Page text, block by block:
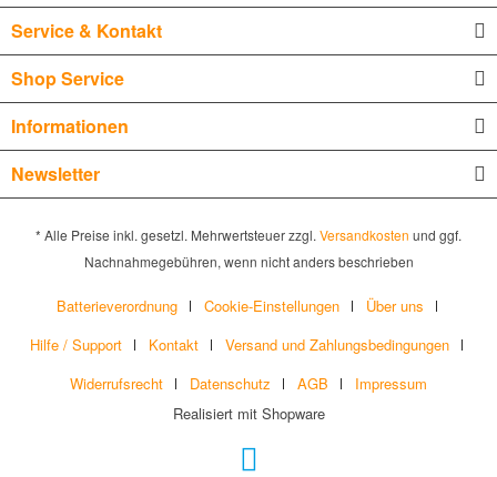
Service & Kontakt
Shop Service
Informationen
Newsletter
* Alle Preise inkl. gesetzl. Mehrwertsteuer zzgl. Versandkosten und ggf.
Nachnahmegebühren, wenn nicht anders beschrieben
Batterieverordnung Cookie-Einstellungen
Über uns
Hilfe / Support
Kontakt
Versand und Zahlungsbedingungen
Widerrufsrecht
Datenschutz AGB
Impressum
Realisiert mit Shopware